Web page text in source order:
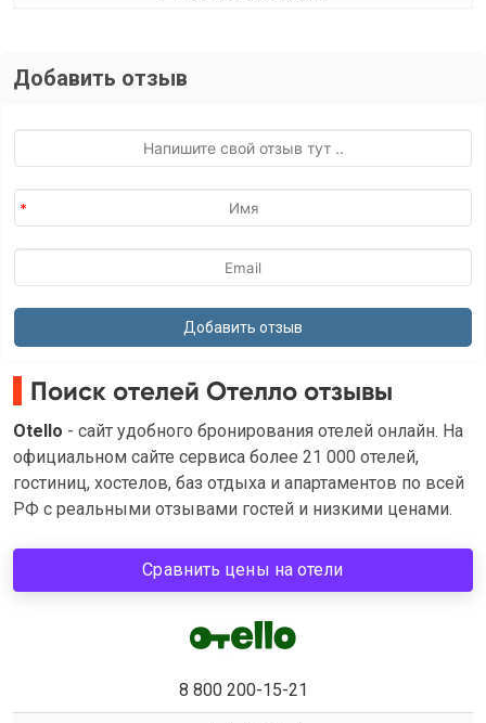
Добавить отзыв
Поиск отелей Отелло отзывы
Otello - сайт удобного бронирования отелей онлайн. На
официальном сайте сервиса более 21 000 отелей,
гостиниц, хостелов, баз отдыха и апартаментов по всей
РФ с реальными отзывами гостей и низкими ценами.
Сравнить цены на отели
8 800 200-15-21